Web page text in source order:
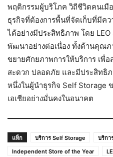
พฤติกรรมผู้บริโภค วิถีชีวิตคนเมื
ธุรกิจที่ต้องการพื้นที่จัดเก็บที่มีค
ได้อย่างมีประสิทธิภาพ โดย
พัฒนาอย่างต่อเนื่อง ทั้งด้านคุณภ
ขยายศักยภาพการให้บริการ เพื่
สะดวก ปลอดภัย และมีประสิทธิ
หนึ่งในผู้นำธุรกิจ Self Storage
เอเชียอย่างมั่นคงในอนาคต
แท็ก บริการ Self Storage บริกา
Independent Store of the Year